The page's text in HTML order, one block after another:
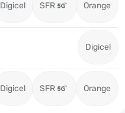
Digicel SFR Orange
Digicel
Digicel SFR Orange